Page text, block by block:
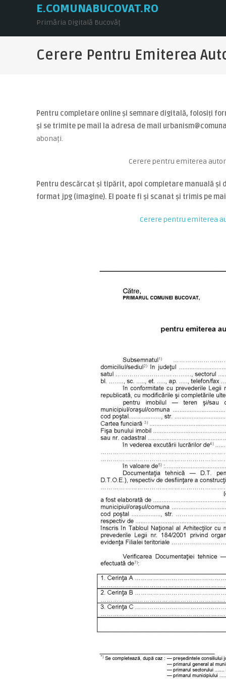
Skip to contentE.COMUNABUCOVAT.RO
Primăria Digitală Bucovăț
Cerere Pentru Emiterea
Pentru completare online și semnare digitală, folosiți
și se trimite pe mail la adresa de mail
abonați.
Cerere pentru emiterea
Pentru descărcat și tipărit, apoi completare manuală
format jpg (imagine). El poate fi și scanat și trimis pe
Cerere pentru emiterea